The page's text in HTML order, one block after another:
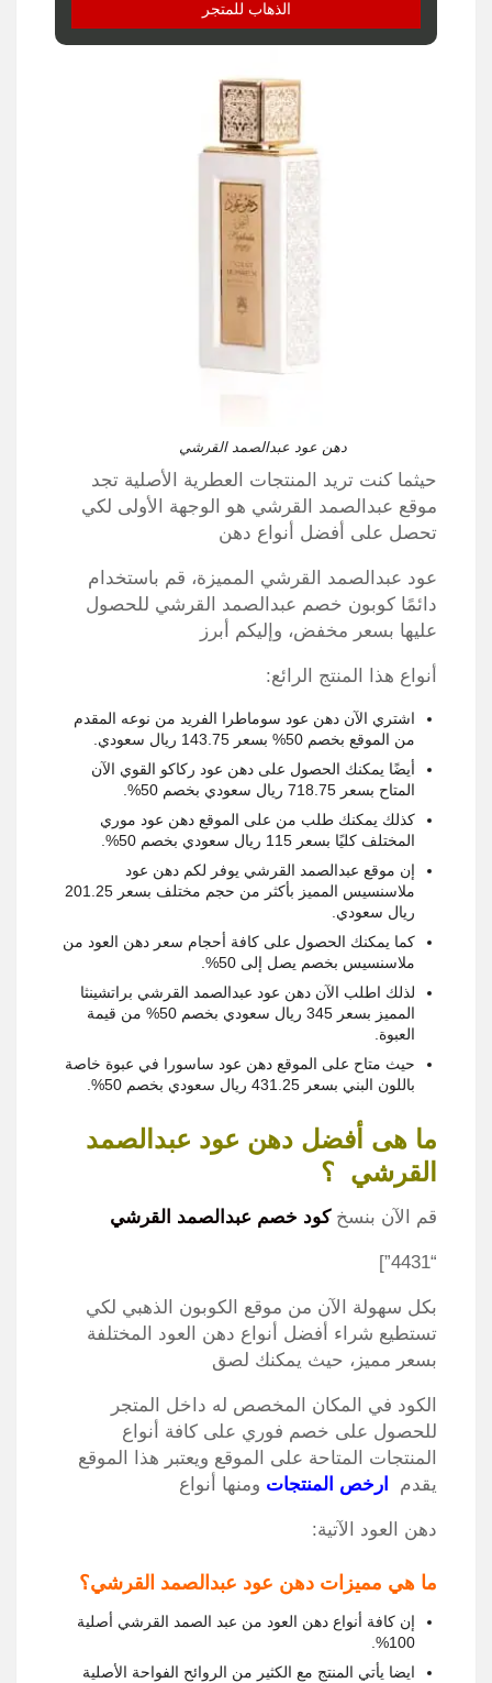
الذهاب للمتجر
دهن عود عبدالصمد القرشي
حيثما كنت تريد المنتجات العطرية الأصلية تجد
موقع عبدالصمد القرشي هو الوجهة الأولى لكي
تحصل على أفضل أنواع دهن
عود عبدالصمد القرشي المميزة، قم باستخدام
دائمًا كوبون خصم عبدالصمد القرشي للحصول
عليها بسعر مخفض، وإليكم أبرز
أنواع هذا المنتج الرائع:
اشتري الآن دهن عود سوماطرا الفريد من نوعه المقدم
من الموقع بخصم 50% بسعر 143.75 ريال سعودي.
أيضًا يمكنك الحصول على دهن عود ركاكو القوي الآن
المتاح بسعر 718.75 ريال سعودي بخصم 50%.
كذلك يمكنك طلب من على الموقع دهن عود موري
المختلف كليًا بسعر 115 ريال سعودي بخصم 50%.
إن موقع عبدالصمد القرشي يوفر لكم دهن عود
ملاسنسيس المميز بأكثر من حجم مختلف بسعر 201.25
ريال سعودي.
كما يمكنك الحصول على كافة أحجام سعر دهن العود من
ملاسنسيس بخصم يصل إلى 50%.
لذلك اطلب الآن دهن عود عبدالصمد القرشي براتشينثا
المميز بسعر 345 ريال سعودي بخصم 50% من قيمة
العبوة.
حيث متاح على الموقع دهن عود ساسورا في عبوة خاصة
باللون البني بسعر 431.25 ريال سعودي بخصم 50%.
ما هى أفضل دهن عود عبدالصمد
القرشي ؟
قم الآن بنسخكود خصم عبدالصمد القرشي
“4431”]
بكل سهولة الآن من موقع الكوبون الذهبي لكي
تستطيع شراء أفضل أنواع دهن العود المختلفة
بسعر مميز، حيث يمكنك لصق
الكود في المكان المخصص له داخل المتجر
للحصول على خصم فوري على كافة أنواع
المنتجات المتاحة على الموقع ويعتبر هذا الموقع
يقدم
ارخص المنتجات ومنها أنواع
دهن العود الآتية:
ما هي مميزات دهن عود عبدالصمد القرشي؟
إن كافة أنواع دهن العود من عبد الصمد القرشي أصلية
100%.
ايضا يأتي المنتج مع الكثير من الروائح الفواحة الأصلية